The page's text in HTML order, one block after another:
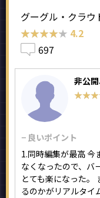
グーグル・クラ
★★★★★
★★★★★ 4.2
697
非公
− 良いポイント
1.同時編集が最高 今
なくなったので、バ
とても楽になった。
るのかがリアルタイ